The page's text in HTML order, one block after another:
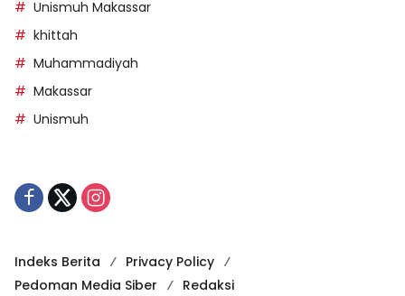
Unismuh Makassar
khittah
Muhammadiyah
Makassar
Unismuh
Indeks Berita
Privacy Policy
Pedoman Media Siber
Redaksi